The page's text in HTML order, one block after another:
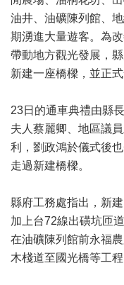
油井、油礦陳列館、
期湧進大量遊客。為
帶動地方觀光發展，
新建一座橋樑，並正
23日的通車典禮由縣
夫人蔡麗卿、地區議
利，劉政鴻於儀式後
走過新建橋樑。
縣府工務處指出，新
加上台72線出磺坑匝
在油礦陳列館前永福
木棧道至國光橋等工